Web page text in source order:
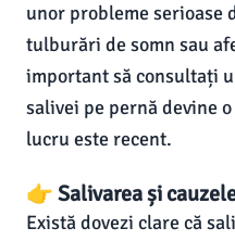
unor probleme serioase
tulburări de somn sau
important să consultați
salivei pe pernă devine
lucru este recent.
👉 Salivarea și
Există dovezi clare că